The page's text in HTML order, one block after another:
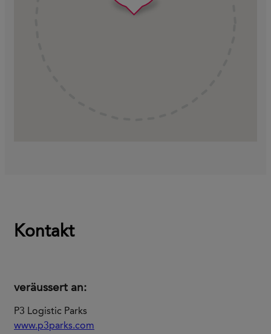
Kontakt
veräussert an:
P3 Logistic Parks
www.p3parks.com